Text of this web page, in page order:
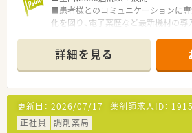
■患者様とのコミュニケーションに
化を図り、電子薬歴など最新機材の
内交流イベントがあります
詳細を見る
更新日： 2026/07/17 薬剤師求人ID：
正社員
調剤薬局